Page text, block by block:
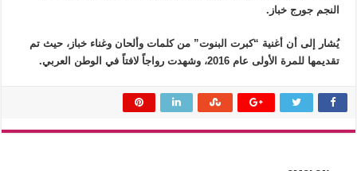
النجم جورج خباز.
يُشار إلى أن أغنية “كبرت البنوت” من كلمات وألحان وغناء خباز، حيث تم
تقديمها للمرة الأولى عام 2016، وشهدت رواجاً لافتاً في الوطن العربي.